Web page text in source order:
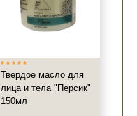
Твердое масло для
лица и тела "Персик"
150мл